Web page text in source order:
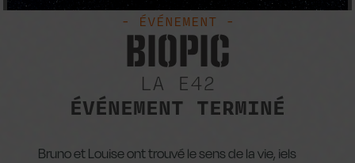
- ÉVÉNEMENT -
BIOPIC
LA E42
ÉVÉNEMENT TERMINÉ
Bruno et Louise ont trouvé le sens de la vie, iels